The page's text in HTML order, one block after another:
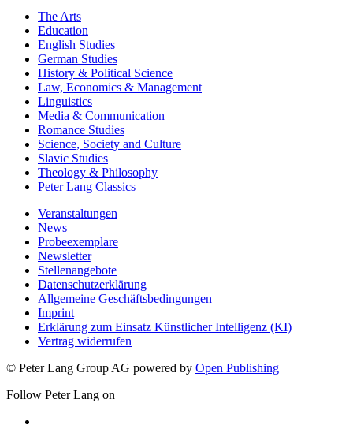
The Arts
Education
English Studies
German Studies
History & Political Science
Law, Economics & Management
Linguistics
Media & Communication
Romance Studies
Science, Society and Culture
Slavic Studies
Theology & Philosophy
Peter Lang Classics
Veranstaltungen
News
Probeexemplare
Newsletter
Stellenangebote
Datenschutzerklärung
Allgemeine Geschäftsbedingungen
Imprint
Erklärung zum Einsatz Künstlicher Intelligenz (KI)
Vertrag widerrufen
© Peter Lang Group AG powered by Open Publishing
Follow Peter Lang on